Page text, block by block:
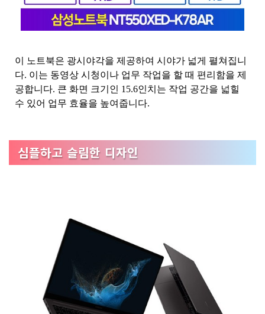
이 노트북은 광시야각을 제공하여 시야가 넓게 펼쳐집니
다. 이는 동영상 시청이나 업무 작업을 할 때 편리함을 제
공합니다. 큰 화면 크기인 15.6인치는 작업 공간을 넓힐
수 있어 업무 효율을 높여줍니다.
심플하고 슬림한 디자인